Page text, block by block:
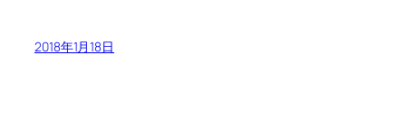
2018年1月18日